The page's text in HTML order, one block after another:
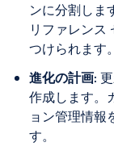
ンに分割しま
リファレンス
つけられます。
進化の計画:
作成します。
ョン管理情報
す。